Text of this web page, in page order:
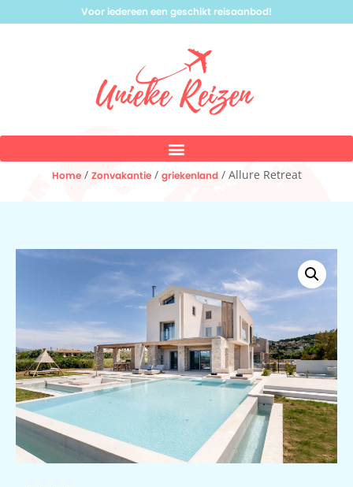
Voor iedereen een geschikt reisaanbod!
Home/ Zonvakantie/ griekenland/ Allure Retreat